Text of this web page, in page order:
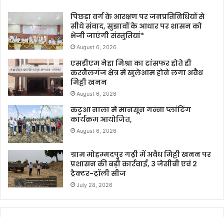
पिछड़ा वर्ग के आरक्षण पर जनप्रतिनिधियों से
सीधे संवाद, सुझावों के आधार पर शासन को
भेजी जाएंगी संस्तुतियां*
August 6, 2026
एसडीएम नेहा मिश्रा का ट्रांसफर होते ही
करनैलगंज क्षेत्र में खुलेआम होने लगा अवैध
मिट्टी खनन
August 6, 2026
कटुआ नाला में मानसून गन्ना प्लांटिंग
कार्यक्रम आयोजित,
August 6, 2026
ग्राम मोहम्मदपुर गढ़ी में अवैध मिट्टी खनन पर
प्रशासन की बड़ी कार्रवाई, 3 जेसीबी एवं 2
ट्रैक्टर-ट्रॉली सीज
July 28, 2026